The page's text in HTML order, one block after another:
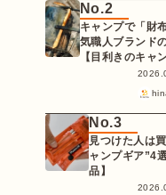
No.2
キャンプで「財
気職人ブランド
【目利きのキャ
No.3
見つけた人は
ャンプギア”4
品】